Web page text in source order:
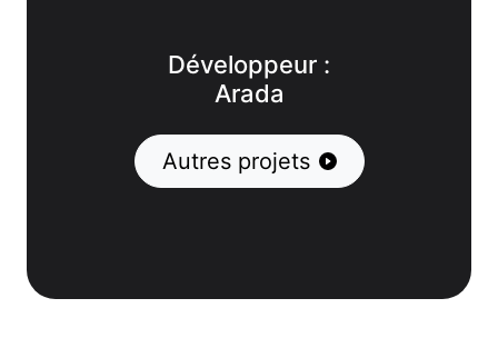
Développeur :
Arada
Autres projets